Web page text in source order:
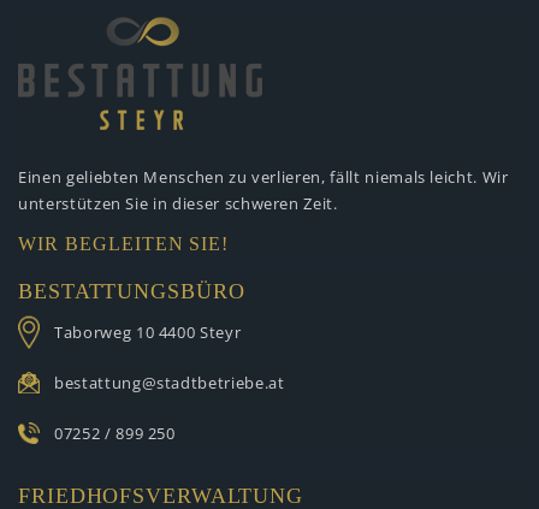
Einen geliebten Menschen zu verlieren, fällt niemals leicht. Wir
unterstützen Sie in dieser schweren Zeit.
WIR BEGLEITEN SIE!
BESTATTUNGSBÜRO
Taborweg 10 4400 Steyr
bestattung@stadtbetriebe.at
07252 / 899 250
FRIEDHOFSVERWALTUNG